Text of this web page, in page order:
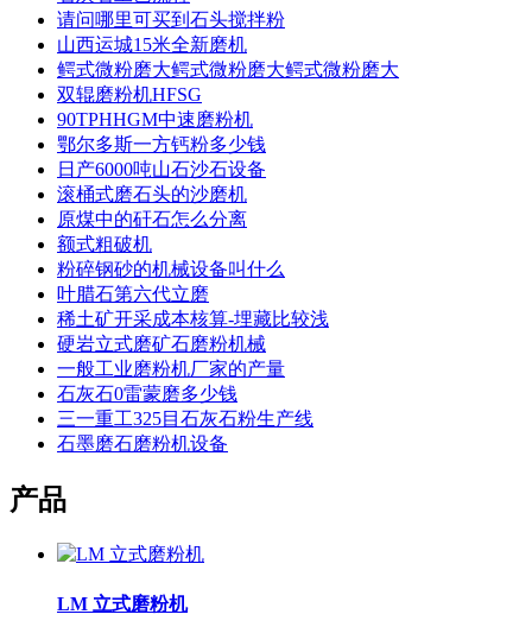
请问哪里可买到石头搅拌粉
山西运城15米全新磨机
鳄式微粉磨大鳄式微粉磨大鳄式微粉磨大
双辊磨粉机HFSG
90TPHHGM中速磨粉机
鄂尔多斯一方钙粉多少钱
日产6000吨山石沙石设备
滚桶式磨石头的沙磨机
原煤中的矸石怎么分离
额式粗破机
粉碎钢砂的机械设备叫什么
叶腊石第六代立磨
稀土矿开采成本核算-埋藏比较浅
硬岩立式磨矿石磨粉机械
一般工业磨粉机厂家的产量
石灰石0雷蒙磨多少钱
三一重工325目石灰石粉生产线
石墨磨石磨粉机设备
产品
LM 立式磨粉机